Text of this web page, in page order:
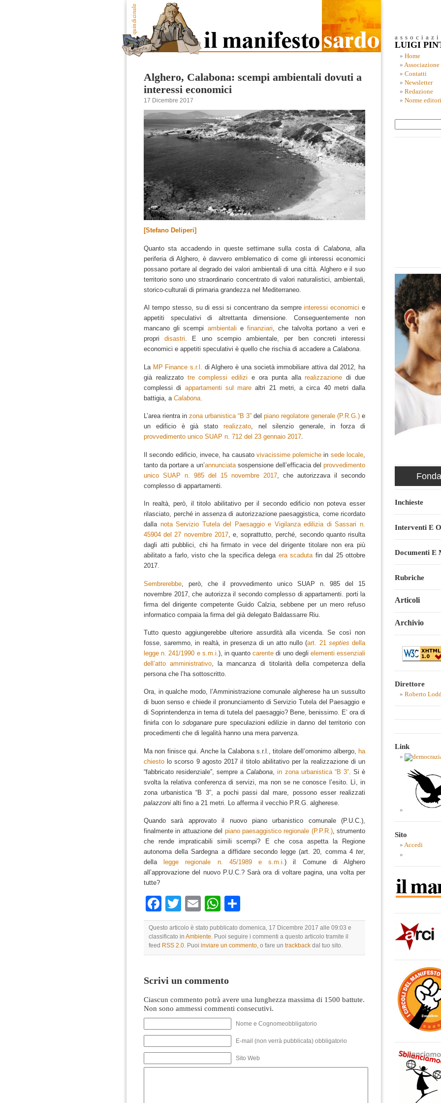
Alghero, Calabona: scempi ambientali dovuti a
interessi economici
17 Dicembre 2017
[Stefano Deliperi]
Quanto sta accadendo in queste settimane sulla costa di Calabona, alla
periferia di Alghero, è davvero emblematico di come gli interessi economici
possano portare al degrado dei valori ambientali di una città.Alghero e il suo
territorio sono uno straordinario concentrato di valori naturalistici, ambientali,
storico-culturali di primaria grandezza nel Mediterraneo.
Al tempo stesso, su di essi si concentrano da sempreinteressi economici e
appetiti speculativi di altrettanta dimensione. Conseguentemente non
mancano gli scempi ambientali e finanziari, che talvolta portano a veri e
propridisastri.
E uno scempio ambientale, per ben concreti interessi
economici e appetiti speculativi è quello che rischia di accadere a Calabona.
La MP Finance s.r.l.
di Alghero è una società immobiliare attiva dal 2012, ha
già realizzato tre complessi edilizi e ora punta allarealizzazione di due
complessi di appartamenti sul mare altri 21 metri, a circa 40 metri dalla
battigia, a Calabona
L’area rientra in zona urbanistica “B 3” del piano regolatore generale (P.R.G.) e
un edificio è già statorealizzato, nel silenzio generale, in forza di
provvedimento unico SUAP n. 712 del 23 gennaio 2017.
Il secondo edificio, invece, ha causato vivacissime polemiche in sede locale
tanto da portare a un’annunciatasospensione dell’efficacia del provvedimento
unico SUAP n. 985 del 15 novembre 2017 , che autorizzava il secondo
complesso di appartamenti.
In realtà, però, il titolo abilitativo per il secondo edificio non poteva esser
rilasciato, perché in assenza di autorizzazione paesaggistica, come ricordato
dalla nota Servizio Tutela del Paesaggio e Vigilanza edilizia di Sassari n.
45904 del 27 novembre 2017, e, soprattutto, perché, secondo quanto risulta
dagli atti pubblici, chi ha firmato in vece del dirigente titolare non era più
abilitato a farlo, visto che la specifica delega era scadutafin dal 25 ottobre
2017.
Sembrerebbe , però, che il provvedimento unico SUAP n. 985 del 15
novembre 2017, che autorizza il secondo complesso di appartamenti. porti la
firma del dirigente competente Guido Calzia, sebbene per un mero refuso
informatico compaia la firma del già delegato Baldassarre Riu.
Tutto questo aggiungerebbe ulteriore assurdità alla vicenda.Se così non
fosse, saremmo, in realtà, in presenza di un atto nullo (art. 21 septies della
legge n. 241/1990 e s.m.i.), in quantocarente di uno degli elementi essenziali
dell’atto amministrativo, la mancanza di titolarità della competenza della
persona che l’ha sottoscritto.
Ora, in qualche modo, l’Amministrazione comunale algherese ha un sussulto
di buon senso e chiede il pronunciamento di Servizio Tutela del Paesaggio e
di Soprintendenza in tema di tutela del paesaggio? Bene, benissimo. E’ ora di
finirla con lo sdoganarepure speculazioni edilizie in danno del territorio con
procedimenti che di legalità hanno una mera parvenza.
Ma non finisce qui.Anche la Calabona s.r.l., titolare dell’omonimo albergo,
ha
chiesto lo scorso 9 agosto 2017 il titolo abilitativo per la realizzazione di un
“fabbricato residenziale”, sempre aCalabona ,in zona urbanistica “B 3”. Si è
svolta la relativa conferenza di servizi, ma non se ne conosce l’esito.
Lì, in
zona urbanistica “B 3”, a pochi passi dal mare, possono esser realizzati
palazzoni alti fino a 21 metri. Lo afferma il vecchio P.R.G. algherese.
Quando sarà approvato il nuovo piano urbanistico comunale (P.U.C.),
finalmente in attuazione del piano paesaggistico regionale (P.P.R.), strumento
che rende impraticabili simili scempi?
E che cosa aspetta la Regione
autonoma della Sardegna a diffidare secondo legge (art. 20, comma 4 ter,
della
legge regionale n. 45/1989 e s.m.i.) il Comune di Alghero
all’approvazione del nuovo P.U.C.?Sarà ora di voltare pagina, una volta per
tutte?
Facebook
TwitterEmailWhatsApp
Questo articolo è stato pubblicato domenica, 17 Dicembre 2017 alle 09:03 e
classificato in Ambiente. Puoi seguire i commenti a questo articolo tramite il
feed RSS 2.0. Puoi inviare un commento, o fare un trackback dal tuo sito.
Scrivi un commento
Ciascun commento potrà avere una lunghezza massima di 1500 battute.
Non sono ammessi commenti consecutivi.
Nome e Cognomeobbligatorio
E-mail (non verrà pubblicata) obbligatorio
Sito Web
LUIGI
Home
Associazione
Contatti
Newsletter
Redazione
Norme
Inchieste
Interventi E
Documenti E
Rubriche
Articoli
Archivio
Direttore
Roberto
Link
Sito
Accedi